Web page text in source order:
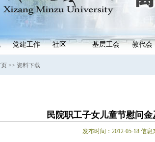
党建工作 社区 基层工会 教代会
>> 资料下载
民院职工子女儿童节慰问
发布时间：2012-05-18 信